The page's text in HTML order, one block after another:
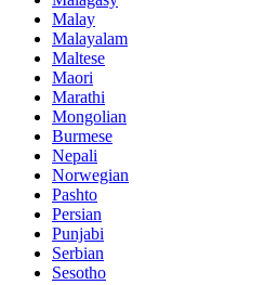
Malay
Malayalam
Maltese
Maori
Marathi
Mongolian
Burmese
Nepali
Norwegian
Pashto
Persian
Punjabi
Serbian
Sesotho